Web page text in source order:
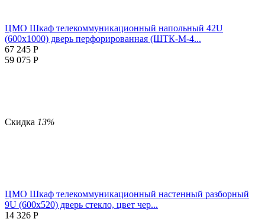
ЦМО Шкаф телекоммуникационный напольный 42U
(600x1000) дверь перфорированная (ШТК-М-4...
67 245 Р
59 075 Р
Скидка 13%
ЦМО Шкаф телекоммуникационный настенный разборный
9U (600х520) дверь стекло, цвет чер...
14 326 Р